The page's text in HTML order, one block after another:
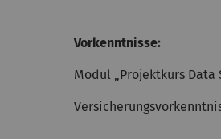
Vorkenntnisse:
Modul „Projektkurs Data